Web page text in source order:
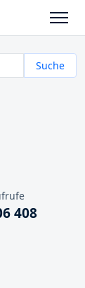
Suche
408